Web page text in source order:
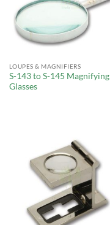
LOUPES & MAGNIFIERS
S-143 to S-145 Magnifying
Glasses